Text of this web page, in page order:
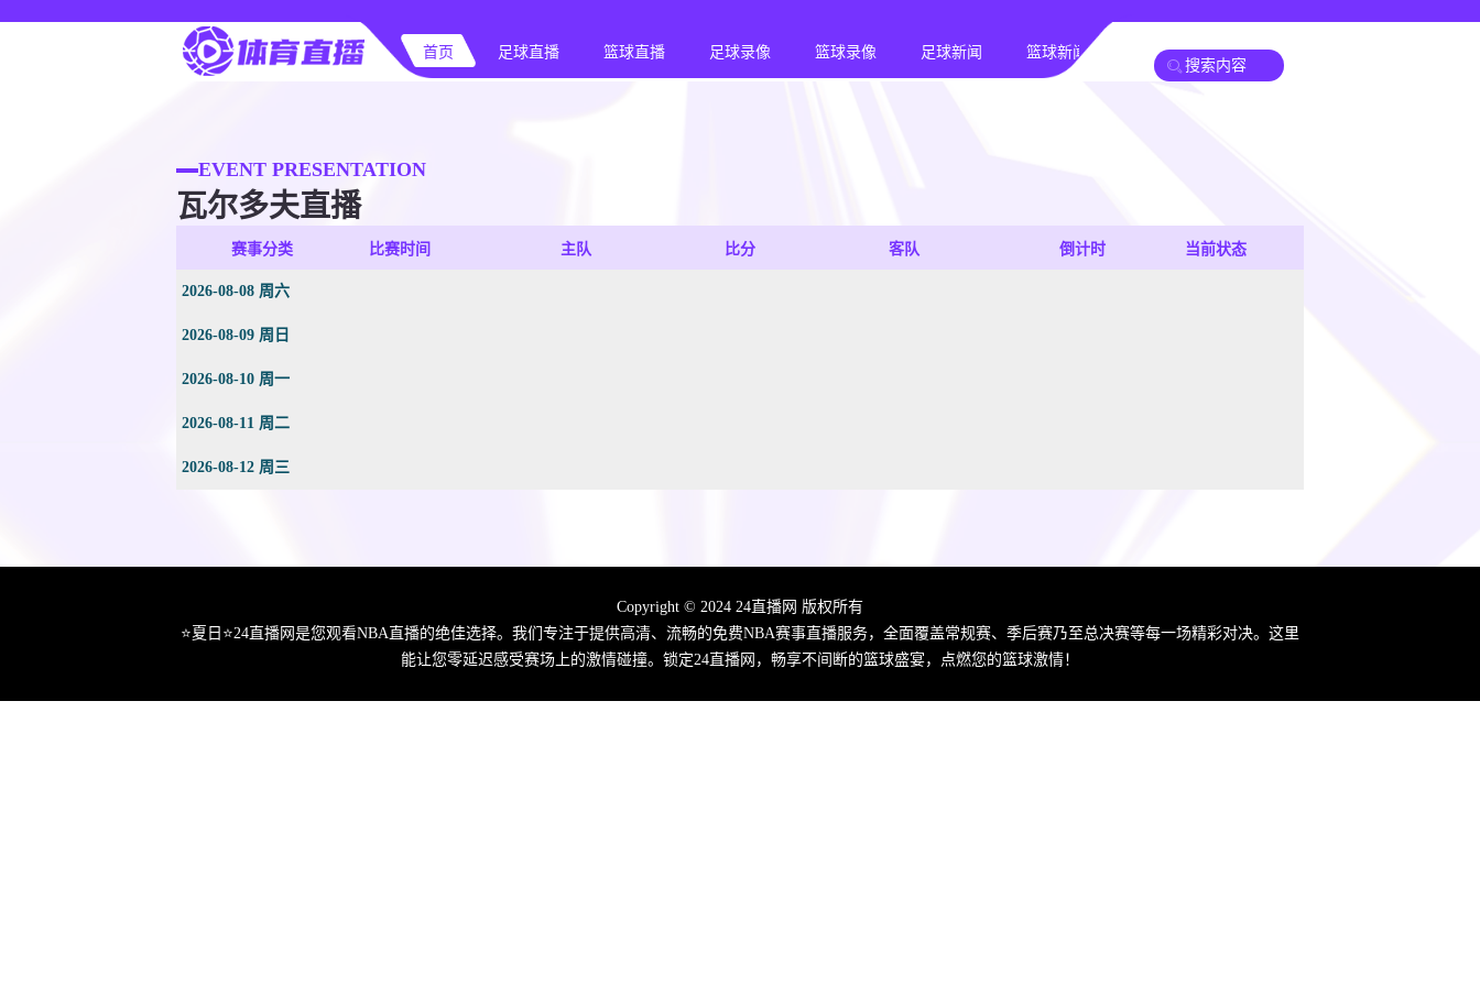
首页 足球直播 篮球直播 足球录像 篮球录像 足球新闻 篮球新闻
EVENT PRESENTATION
瓦尔多夫直播
赛事分类 比赛时间 主队 比分 客队 倒计时 当前状态
2026-08-08 周六
2026-08-09 周日
2026-08-10 周一
2026-08-11 周二
2026-08-12 周三
Copyright © 2024 24直播网 版权所有
⭐️夏日⭐24直播网是您观看NBA直播的绝佳选择。我们专注于提供高清、流畅的免费NBA赛事直播服务，全面覆盖常规赛、季后赛乃至总决赛等每一场精彩对决。这里
能让您零延迟感受赛场上的激情碰撞。锁定24直播网，畅享不间断的篮球盛宴，点燃您的篮球激情！